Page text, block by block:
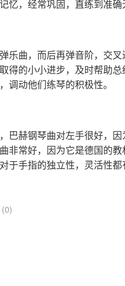
，经常巩固，直练到准确
曲，而后再弹音阶，交叉
得的小小进步，及时帮助
调动他们练琴的积极性。
巴赫钢琴曲对左手很好，
常好，因为它是德国的教
于手指的独立性，灵活性
0)